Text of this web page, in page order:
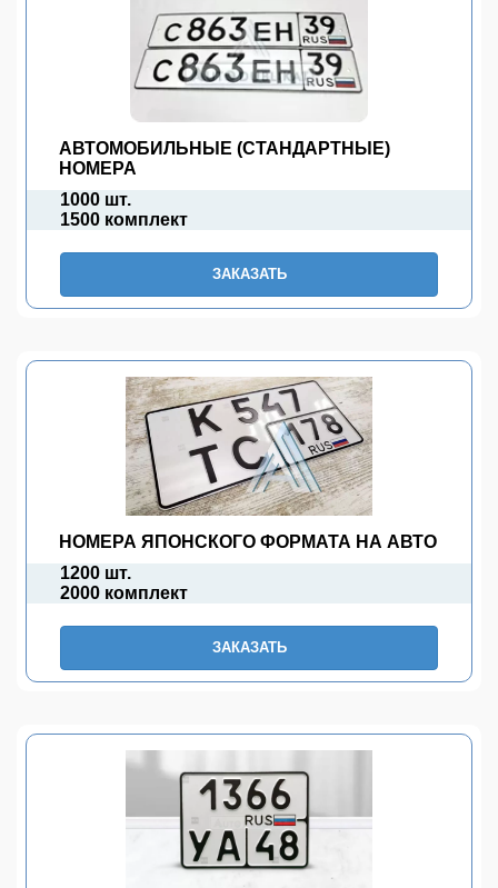
АВТОМОБИЛЬНЫЕ (СТАНДАРТНЫЕ)
НОМЕРА
1000 шт.
1500 комплект
ЗАКАЗАТЬ
НОМЕРА ЯПОНСКОГО ФОРМАТА НА АВТО
1200 шт.
2000 комплект
ЗАКАЗАТЬ